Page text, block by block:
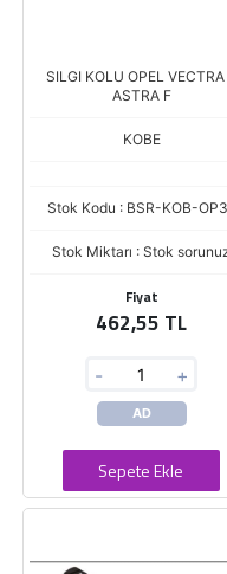
SILGI KOLU OPEL VECTRA
ASTRA F
KOBE
Stok Kodu : BSR-KOB-
Stok Miktarı : Stok
Fiyat
462,55 TL
- +
AD
Sepete Ekle